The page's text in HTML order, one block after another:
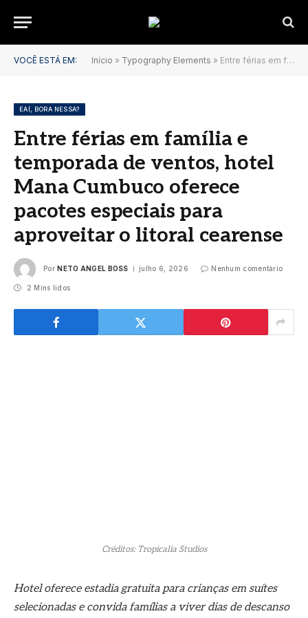
VOCÊ ESTÁ EM: Início » Typography Elements » Entre férias em família e temporada de ventos, hotel Mana Cumbuco oferece pacotes especiais para aproveitar o litoral cearense
EAÍ, BORA NESSA?
Entre férias em família e
temporada de ventos, hotel
Mana Cumbuco oferece
pacotes especiais para
aproveitar o litoral cearense
Por NETO ANGEL BOSS julho 6, 2026 Nenhum comentário
2 Mins lidos
Créditos: Tropicalia Studios
Hotel oferece estadia gratuita para crianças em suítes
selecionadas e convida famílias a viver dias de descanso